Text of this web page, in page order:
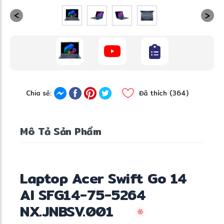
Chia sẻ: Đã thích (364)
Mô Tả Sản Phẩm
Laptop Acer Swift Go 14
AI SFG14-75-5264
NX.JNBSV.001